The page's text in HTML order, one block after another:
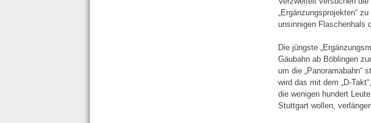
„Ergänzungsprojekten“
unsinnigen Flaschenhals
Die jüngste
Gäubahn ab Böblingen
um die „Panoramabahn“
wird das mit dem „D-
die wenigen hundert
Stuttgart wollen,